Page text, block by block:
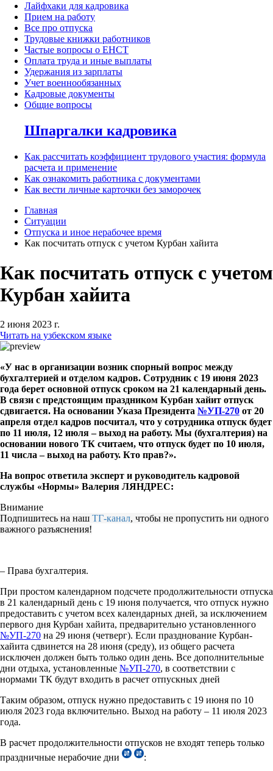
Лайфхаки для кадровика
Прием на работу
Все про отпуска
Трудовые книжки работников
Частые вопросы о ЕНСТ
Оплата труда и иные выплаты
Удержания из зарплаты
Учет военнообязанных
Кадровые документы
Общие вопросы
Шпаргалки кадровика
Как рассчитать коэффициент трудового участия: формула
расчета и применение
Как ознакомить работника с документами
Как вести личные карточки без заморочек
Главная
Ситуации
Отпуска и иное нерабочее время
Как посчитать отпуск с учетом Курбан хайита
Как посчитать отпуск с учетом
Курбан хайита
2 июня 2023 г.
Читать на узбекском языке
«У нас в организации возник спорный вопрос между
бухгалтерией и отделом кадров. Сотрудник с 19 июня 2023
года берет основной отпуск сроком на 21 календарный день.
В связи с предстоящим праздником Курбан хайит отпуск
сдвигается. На основании Указа Президента №УП-270 от 20
апреля отдел кадров посчитал, что у сотрудника отпуск будет
по 11 июля, 12 июля – выход на работу. Мы (бухгалтерия) на
основании нового ТК считаем, что отпуск будет по 10 июля,
11 числа – выход на работу. Кто прав?».
На вопрос ответила эксперт и руководитель кадровой
службы «Нормы» Валерия ЛЯНДРЕС:
Внимание
Подпишитесь на наш ТГ-канал, чтобы не пропустить ни одного
важного разъяснения!
– Права бухгалтерия.
При простом календарном подсчете продолжительности отпуска
в 21 календарный день с 19 июня получается, что отпуск нужно
предоставить с учетом всех календарных дней, за исключением
первого дня Курбан хайита, предварительно установленного
№УП-270 на 29 июня (четверг). Если празднование Курбан-
хайита сдвинется на 28 июня (среду), из общего расчета
исключен должен быть только один день. Все дополнительные
дни отдыха, установленные №УП-270, в соответствии с
нормами ТК будут входить в расчет отпускных дней
Таким образом, отпуск нужно предоставить с 19 июня по 10
июля 2023 года включительно. Выход на работу – 11 июля 2023
года.
В расчет продолжительности отпусков не входят теперь только
праздничные нерабочие дни
: